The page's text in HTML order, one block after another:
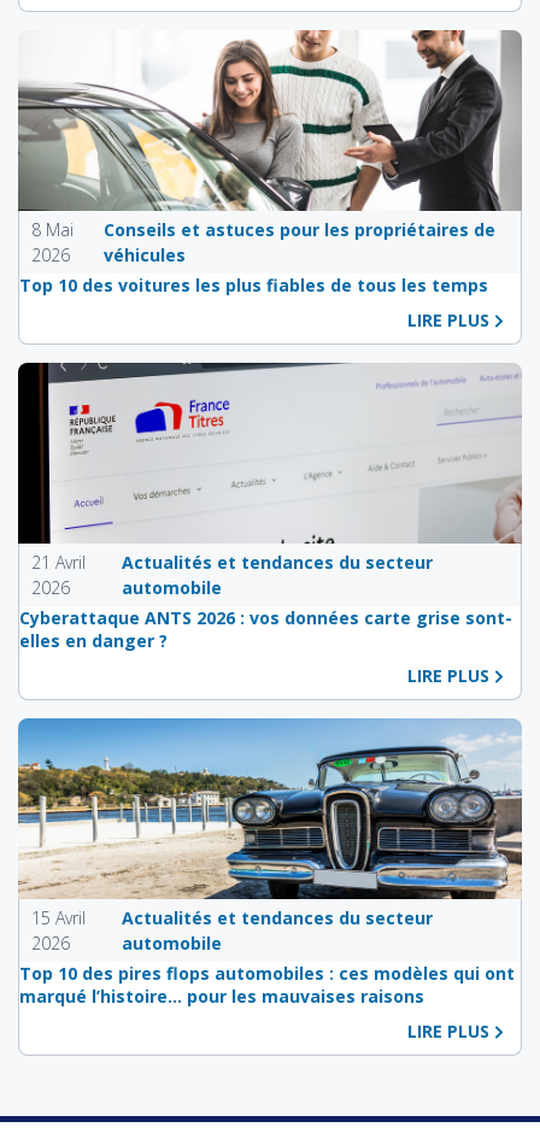
8 Mai
2026
Conseils et astuces pour les propriétaires de
véhicules
Top 10 des voitures les plus fiables de tous les temps
LIRE PLUS
21 Avril
2026
Actualités et tendances du secteur
automobile
Cyberattaque ANTS 2026 : vos données carte grise sont-
elles en danger ?
LIRE PLUS
15 Avril
2026
Actualités et tendances du secteur
automobile
Top 10 des pires flops automobiles : ces modèles qui ont
marqué l’histoire… pour les mauvaises raisons
LIRE PLUS